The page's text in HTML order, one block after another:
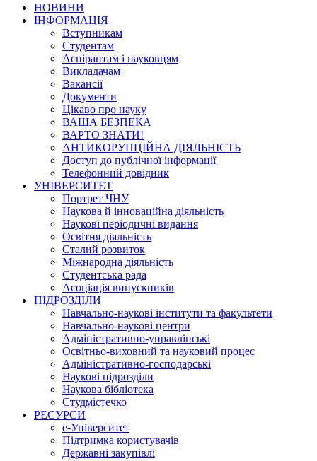
НОВИНИ
ІНФОРМАЦІЯ
Вступникам
Студентам
Аспірантам і науковцям
Викладачам
Вакансії
Документи
Цікаво про науку
ВАША БЕЗПЕКА
ВАРТО ЗНАТИ!
АНТИКОРУПЦІЙНА ДІЯЛЬНІСТЬ
Доступ до публічної інформації
Телефонний довідник
УНІВЕРСИТЕТ
Портрет ЧНУ
Наукова й інноваційна діяльність
Наукові періодичні видання
Освітня діяльність
Сталий розвиток
Міжнародна діяльність
Студентська рада
Асоціація випускників
ПІДРОЗДІЛИ
Навчально-наукові інститути та факультети
Навчально-наукові центри
Адміністративно-управлінські
Освітньо-виховний та науковий процес
Адміністративно-господарські
Наукові підрозділи
Наукова бібліотека
Студмістечко
РЕСУРСИ
е-Університет
Підтримка користувачів
Державні закупівлі